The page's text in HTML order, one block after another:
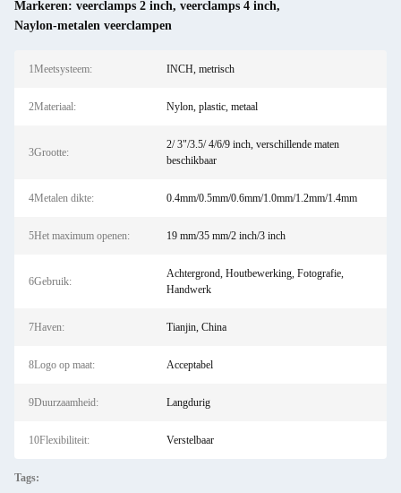
Markeren: veerclamps 2 inch, veerclamps 4 inch,
Naylon-metalen veerclampen
1Meetsysteem: INCH, metrisch
2Materiaal: Nylon, plastic, metaal
3Grootte:
2/ 3"/3.5/ 4/6/9 inch, verschillende maten
beschikbaar
4Metalen dikte: 0.4mm/0.5mm/0.6mm/1.0mm/1.2mm/1.4mm
5Het maximum openen: 19 mm/35 mm/2 inch/3 inch
6Gebruik:
Achtergrond, Houtbewerking, Fotografie,
Handwerk
7Haven: Tianjin, China
8Logo op maat: Acceptabel
9Duurzaamheid: Langdurig
10Flexibiliteit: Verstelbaar
Tags: